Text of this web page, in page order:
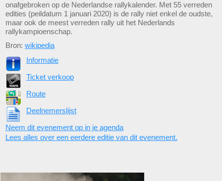
onafgebroken op de Nederlandse rallykalender. Met 55 verreden
edities (peildatum 1 januari 2020) is de rally niet enkel de oudste,
maar ook de meest verreden rally uit het Nederlands
rallykampioenschap.
Bron: wikipedia
Informatie
Ticket verkoop
Route
Deelnemerslijst
Neem dit evenement op in je agenda
Lees alles over een eerdere editie van dit evenement.